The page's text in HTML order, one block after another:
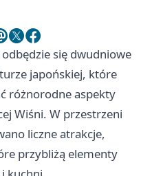
się dwudniowe
japońskiej, które
różnorodne aspekty
Wiśni. W przestrzeni
liczne atrakcje,
przybliżą elementy